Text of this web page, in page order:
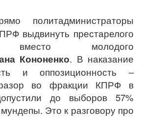
политадминистраторы
выдвинуть престарелого
вместо молодого
Кононенко. В наказание
и оппозиционность –
разор во фракции КПРФ в
до выборов 57%
Это к разговору про